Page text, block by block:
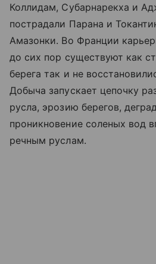
Коллидам, Субарнарекха и
пострадали Парана и
Амазонки. Во Франции
до сих пор существуют как
берега так и не
Добыча запускает цепочку
русла, эрозию берегов,
проникновение соленых вод
речным руслам.